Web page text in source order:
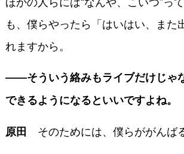
も、僕らやったら「はいはい、また
れますから。
――そういう絡みもライブだけじゃ
できるようになるといいですよね。
原田 そのためには、僕らががんば